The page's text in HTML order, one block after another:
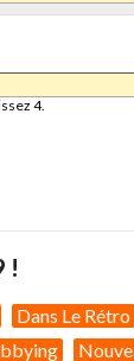
4.
!
Dans Le Rétro